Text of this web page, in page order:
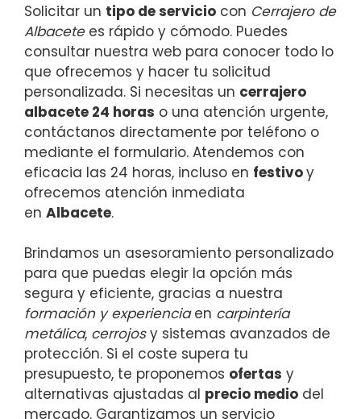
Solicitar un tipo de servicio con Cerrajero de
Albacetees rápido y cómodo. Puedes
consultar nuestra web para conocer todo lo
que ofrecemos y hacer tu solicitud
personalizada. Si necesitas un cerrajero
albacete 24 horas o una atención urgente,
contáctanos directamente por teléfono o
mediante el formulario. Atendemos con
eficacia las 24 horas, incluso en festivoy
ofrecemos atención inmediata
en Albacete.
Brindamos un asesoramiento personalizado
para que puedas elegir la opción más
segura y eficiente, gracias a nuestra
formación y experienciaen carpintería
metálica, cerrojosy sistemas avanzados de
protección. Si el coste supera tu
presupuesto, te proponemos ofertas y
alternativas ajustadas al precio medio del
mercado. Garantizamos un servicio